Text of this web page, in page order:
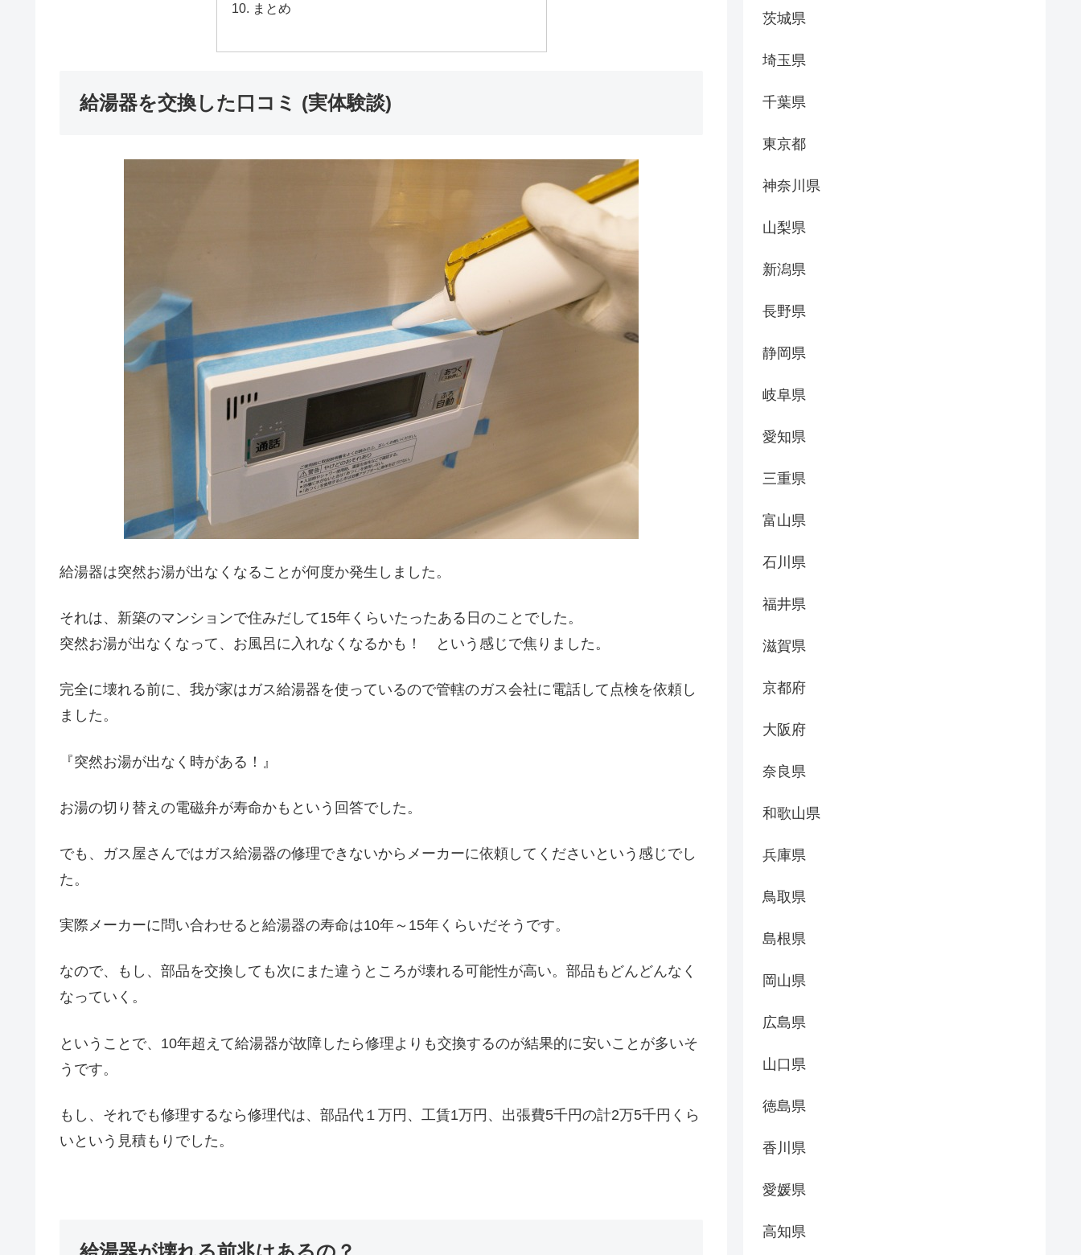
まとめ
給湯器を交換した口コミ (実体験談)
給湯器は突然お湯が出なくなることが何度か発生しました。
それは、新築のマンションで住みだして15年くらいたったある日のことでした。
突然お湯が出なくなって、お風呂に入れなくなるかも！ という感じで焦りました。
完全に壊れる前に、我が家はガス給湯器を使っているので管轄のガス会社に電話して点検を依頼し
ました。
『突然お湯が出なく時がある！』
お湯の切り替えの電磁弁が寿命かもという回答でした。
でも、ガス屋さんではガス給湯器の修理できないからメーカーに依頼してくださいという感じでし
た。
実際メーカーに問い合わせると給湯器の寿命は10年～15年くらいだそうです。
なので、もし、部品を交換しても次にまた違うところが壊れる可能性が高い。部品もどんどんなく
なっていく。
ということで、10年超えて給湯器が故障したら修理よりも交換するのが結果的に安いことが多いそ
うです。
もし、それでも修理するなら修理代は、部品代１万円、工賃1万円、出張費5千円の計2万5千円くら
いという見積もりでした。
茨城県
埼玉県
千葉県
東京都
神奈川県
山梨県
新潟県
長野県
静岡県
岐阜県
愛知県
三重県
富山県
石川県
福井県
滋賀県
京都府
大阪府
奈良県
和歌山県
兵庫県
鳥取県
島根県
岡山県
広島県
山口県
徳島県
香川県
愛媛県
高知県